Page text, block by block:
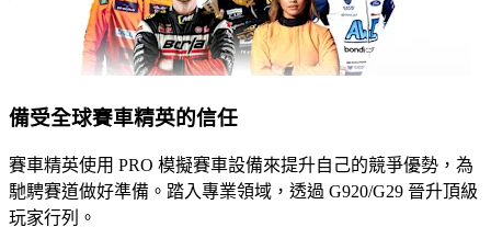
備受全球賽車精英的信任
賽車精英使用 PRO 模擬賽車設備來提升自己的競爭優勢，為
馳騁賽道做好準備。踏入專業領域，透過 G920/G29 晉升頂級
玩家行列。